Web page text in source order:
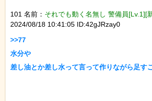
101 名前： それでも動く名無し 警備員[Lv.1][
2024/08/18 10:41:05 ID:42gJRzay0
>>77
水分や
差し油とか差し水って言って作りながら足す